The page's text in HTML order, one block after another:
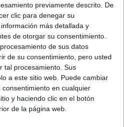
previamente descrito. De
clic para denegar su
más detallada y
de otorgar su consentimiento.
de sus datos
de su consentimiento, pero usted
tal procesamiento. Sus
a este sitio web. Puede cambiar
en cualquier
y haciendo clic en el botón
de la página web.
la autoexploración
autoestima baja, a reconocer
puntos de placer.
y sanapuede lograrse con
pero la alimentación y
queestimulen la
pueden lograrse por medio de